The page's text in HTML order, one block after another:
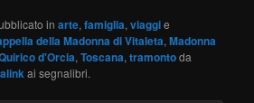
inarte,famiglia,viaggie
della Madonna di Vitaleta,Madonna
d'Orcia,Toscana,tramontoda
ai segnalibri.